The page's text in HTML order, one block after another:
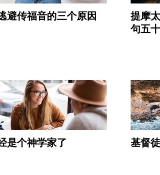
避传福音的三个原因
提摩
句五十
是个神学家了 基督